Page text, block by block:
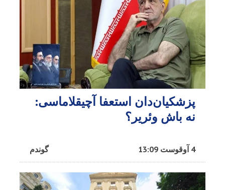
پزشکیان‌دان استعفا آچیقلاماسی:
نه باش وئریر؟
گوندم 4 آوقوست 13:09